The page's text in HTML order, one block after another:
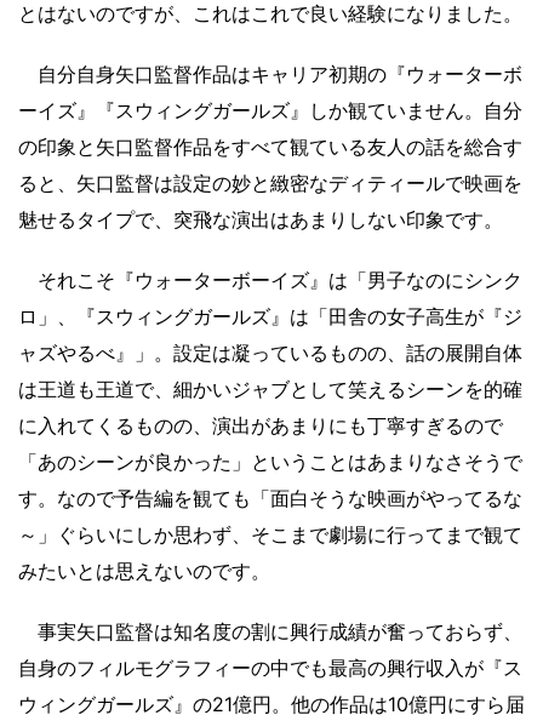
とはないのですが、これはこれで良い経験になりました。
自分自身矢口監督作品はキャリア初期の『ウォーターボ
ーイズ』『スウィングガールズ』しか観ていません。自分
の印象と矢口監督作品をすべて観ている友人の話を総合す
ると、矢口監督は設定の妙と緻密なディティールで映画を
魅せるタイプで、突飛な演出はあまりしない印象です。
それこそ『ウォーターボーイズ』は「男子なのにシンク
ロ」、『スウィングガールズ』は「田舎の女子高生が『ジ
ャズやるべ』」。設定は凝っているものの、話の展開自体
は王道も王道で、細かいジャブとして笑えるシーンを的確
に入れてくるものの、演出があまりにも丁寧すぎるので
「あのシーンが良かった」ということはあまりなさそうで
す。なので予告編を観ても「面白そうな映画がやってるな
～」ぐらいにしか思わず、そこまで劇場に行ってまで観て
みたいとは思えないのです。
事実矢口監督は知名度の割に興行成績が奮っておらず、
自身のフィルモグラフィーの中でも最高の興行収入が『ス
ウィングガールズ』の21億円。他の作品は10億円にすら届